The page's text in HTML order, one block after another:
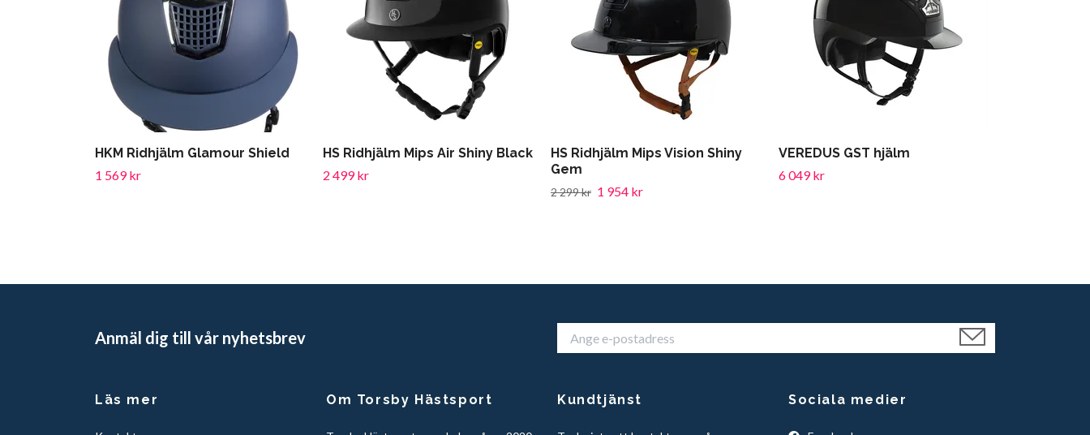
HKM Ridhjälm Glamour Shield
1 569 kr
HS Ridhjälm Mips Air Shiny Black
2 499 kr
HS Ridhjälm Mips Vision Shiny
Gem
2 299 kr 1 954 kr
VEREDUS GST hjälm
6 049 kr
Anmäl dig till vår nyhetsbrev
Läs mer Om Torsby Hästsport Kundtjänst Sociala medier